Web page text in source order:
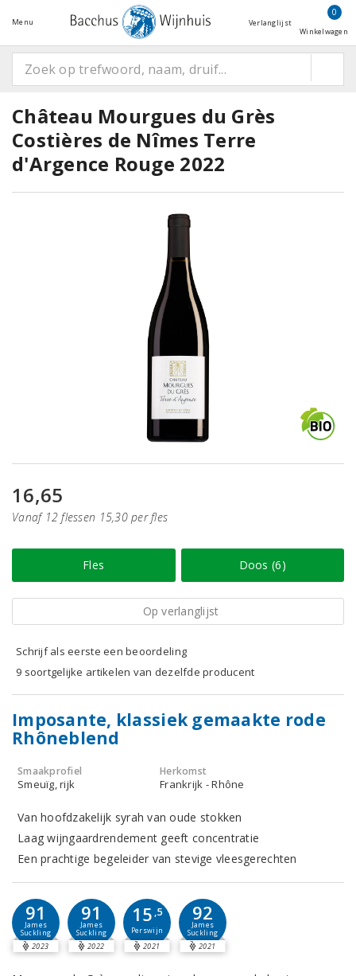
Menu Verlanglijst
0
Winkelwagen
Château Mourgues du Grès
Costières de Nîmes Terre
d'Argence Rouge 2022
16,65
Vanaf 12 flessen 15,30 per fles
Fles Doos (6)
Op verlanglijst
Schrijf als eerste een beoordeling
9 soortgelijke artikelen van dezelfde producent
Imposante, klassiek gemaakte rode
Rhôneblend
Smaakprofiel
Smeuïg, rijk
Herkomst
Frankrijk - Rhône
Van hoofdzakelijk syrah van oude stokken
Laag wijngaardrendement geeft concentratie
Een prachtige begeleider van stevige vleesgerechten
91
James
Suckling
2023
91
James
Suckling
2022
15 ,5
Perswijn
2021
92
James
Suckling
2021